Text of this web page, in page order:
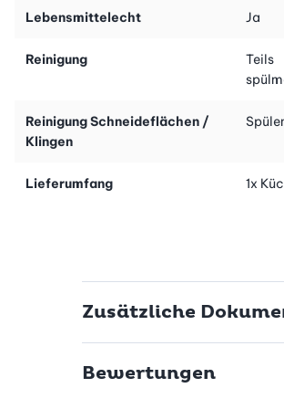
geschlossen im Vorratsschrank
Lebensmittelecht Ja
Reinigung
Teils
Reinigung Schneideflächen /
Klingen
Lieferumfang 1x
Zusätzliche
Bewertungen